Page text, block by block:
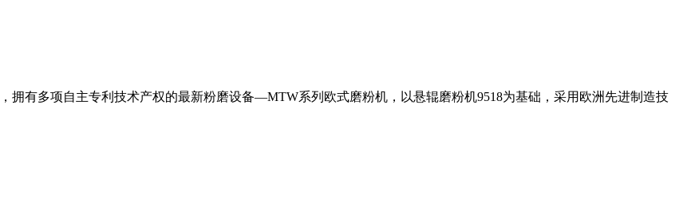
拥有多项自主专利技术产权的最新粉磨设备—MTW系列欧式磨粉机，以悬辊磨粉机9518为基础，采用欧洲先进制造技